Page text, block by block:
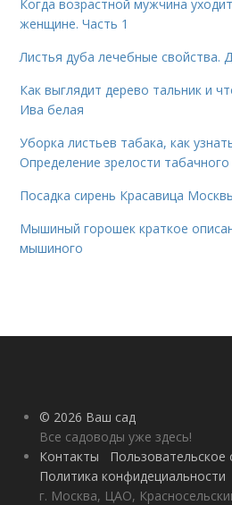
Когда возрастной мужчина
женщине. Часть 1
Листья дуба лечебные свойства.
Как выглядит дерево тальник и
Ива белая
Уборка листьев табака, как
Определение зрелости табачного
Посадка сирень Красавица
Мышиный горошек краткое
мышиного
© 2026 Ваш сад
Все садоводы уже здесь!
Контакты
Пользовательское
Политика конфидециальности
г. Москва, ЦАО,